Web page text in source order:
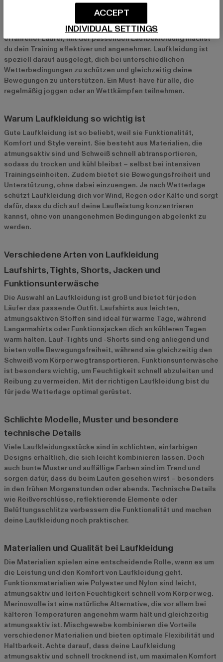
Die richtige Laufkleidung ist das A und O für jeden Läufer. Sie
bietet nicht nur Komfort, sondern unterstützt dich auch dabei,
deine beste Leistung abzurufen. Egal ob Anfänger oder
erfahrener Läufer, mit der passenden Laufbekleidung machst
du dein Training effektiver und angenehmer. Laufkleidung ist
speziell darauf ausgelegt, dich bei unterschiedlichen
Wetterbedingungen zu schützen und gleichzeitig deine
Bewegungen zu unterstützen. Ein Must-have für alle, die
regelmäßig joggen oder an Wettkämpfen teilnehmen.
Warum Laufkleidung so wichtig ist
Gute Laufkleidung ist so beliebt, weil sie Funktionalität,
Komfort und Style vereint. Sie besteht aus Materialien, die
atmungsaktiv sind und Schweiß schnell abtransportieren,
sodass du trocken und kühl bleibst – selbst bei intensiven
Trainingseinheiten. Zudem bietet sie Bewegungsfreiheit und
Unterstützung, ohne dabei einzuengen. Je nach Wetterlage
schützt Laufkleidung dich vor Wind, Regen oder Kälte und sorgt
dafür, dass du dich auf deine Laufleistung konzentrieren
kannst, ohne von unangenehmen Bedingungen abgelenkt zu
werden.
Verschiedene Arten von Laufkleidung
Laufshirts, Tights, Shorts, Jacken und
Funktionsunterwäsche
Die Auswahl an Laufkleidung ist groß und bietet für jeden
Läufer das passende Outfit. Laufshirts aus leichten,
atmungsaktiven Stoffen sind ideal für warme Tage, während
Langarmshirts oder Funktionsjacken dich an kühleren Tagen
warm halten. Lauf-Tights und -Shorts sind eng anliegend und
bieten volle Bewegungsfreiheit, während sie gleichzeitig den
Schweiß vom Körper wegtransportieren. Funktionsunterwäsche
ist besonders wichtig, um Feuchtigkeit schnell abzuleiten und
Reibung zu vermeiden. Mit der richtigen Laufkleidung bist du
für jede Wetterlage optimal gerüstet.
Schlichte Modelle, Muster und besondere
technische Details
Viele Laufkleidungsstücke sind in schlichten, einfarbigen
Designs erhältlich, die sich leicht kombinieren lassen. Doch
auch bunte Muster und auffällige Farben sind im Trend und
sorgen dafür, dass du beim Laufen gesehen wirst – besonders
in den frühen Morgenstunden oder abends. Technische Details
wie Reißverschlüsse, reflektierende Elemente oder
Belüftungsschlitze verbessern die Funktionalität und machen
deine Laufkleidung noch praktischer.
Materialien und Qualität bei Laufkleidung
Die Materialien spielen eine entscheidende Rolle, wenn es um
die Leistung und den Komfort von Laufkleidung geht.
Funktionsmaterialien wie Polyester und Nylon sind leicht,
atmungsaktiv und leiten Feuchtigkeit schnell vom Körper weg.
Merinowolle ist eine natürliche Alternative, die vor allem bei
kälteren Temperaturen angenehm warm hält und gleichzeitig
atmungsaktiv ist. Mischgewebe kombinieren die Vorteile
verschiedener Materialien und bieten optimale Flexibilität und
Haltbarkeit. Achte darauf, dass deine Laufkleidung
atmungsaktiv und schnell trocknend ist, um maximalen Komfort
INDIVIDUAL SETTINGS
ACCEPT